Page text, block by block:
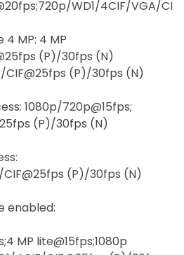
WD1/4CIF/VGA/
4 MP: 4 MP
(P)/30fps (N)
CIF@25fps (P)/30fps (N)
1080p/720p@15fps;
(P)/30fps (N)
(P)/30fps (N)
enabled:
MP lite@15fps;1080p